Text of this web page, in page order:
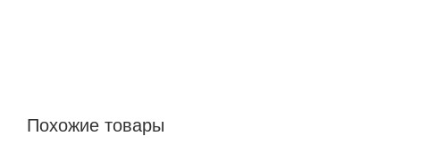
Похожие товары